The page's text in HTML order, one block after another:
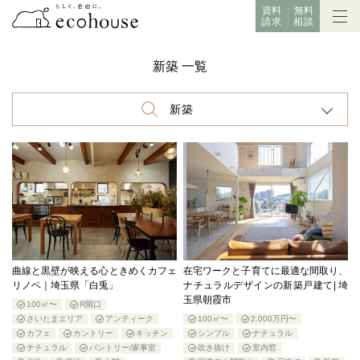
資料
請求
無料
相談
新築 一覧
新築
曲線と黒壁が映える心ときめくカフェ
リノベ｜埼玉県「白兎」
100㎡〜
R開口
さいたまエリア
アンティーク
カフェ
カントリー
キッチン
ナチュラル
パントリー/家事室
在宅ワークと子育てに最適な間取り、
ナチュラルデザインの新築戸建て| 埼
玉県朝霞市
100㎡〜
2,000万円〜
シンプル
ナチュラル
吹き抜け
室内窓